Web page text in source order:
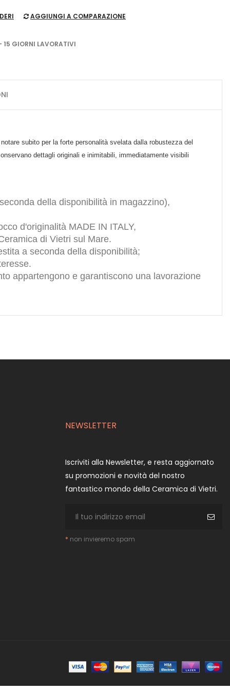
AGGIUNGI A COMPARAZIONE
15 GIORNI LAVORATIVI
subito per la forte personalità svelata dalla robustezza del
dettagli originali e inimitabili, immediatamente visibili
della disponibilità in magazzino),
d'originalità MADE IN ITALY,
di Vietri sul Mare.
a seconda della disponibilità;
appartengono e garantiscono una lavorazione
NEWSLETTER
Iscriviti alla Newsletter, e resta aggiornato
su promozioni e novità del nostro
fantastico mondo della Ceramica di Vietri.
* non invieremo spam